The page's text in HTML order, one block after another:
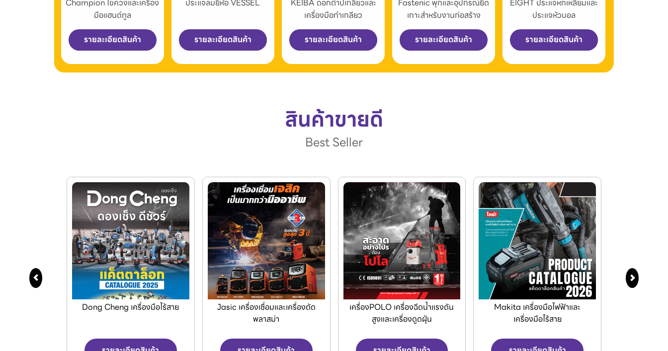
Champion ไขควงและเครื่อง
มือแฮนด์ทูล
รายละเอียดสินค้า
ประแจลมยี่ห้อ VESSEL
รายละเอียดสินค้า
KEIBA ดอกต๊าปเกลียวและ
เครื่องมือทำเกลียว
รายละเอียดสินค้า
Fastenic พุกและอุปกรณ์ยึด
เกาะสำหรับงานก่อสร้าง
รายละเอียดสินค้า
EIGHT ประแจหกเหลี่ยมและ
ประแจหัวบอล
รายละเอียดสินค้า
สินค้าขายดี
Best Seller
Jasic เครื่องเชื่อมและเครื่องตัด
เครื่องPOLO เครื่องฉีดน้ำแรงดัน
สูงและเครื่องดูดฝุ่น
Makita เครื่องมือไฟฟ้าและ
เครื่องมือไร้สาย
KEIBA ชุดดอกต๊าปมือและเครื่อง
มือทำเกลียว